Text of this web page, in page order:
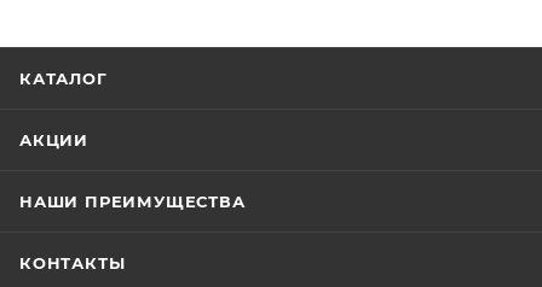
КАТАЛОГ
АКЦИИ
НАШИ ПРЕИМУЩЕСТВА
КОНТАКТЫ